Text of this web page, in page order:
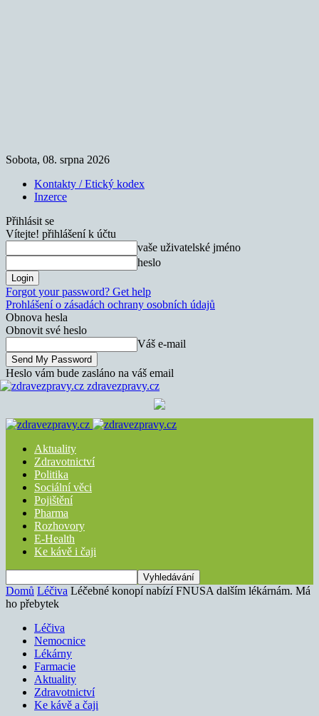
Sobota, 08. srpna 2026
Kontakty / Etický kodex
Inzerce
Přihlásit se
Vítejte! přihlášení k účtu
vaše uživatelské jméno
heslo
Forgot your password? Get help
Prohlášení o zásadách ochrany osobních údajů
Obnova hesla
Obnovit své heslo
Váš e-mail
Heslo vám bude zasláno na váš email
zdravezpravy.cz
Aktuality
Zdravotnictví
Politika
Sociální věci
Pojištění
Pharma
Rozhovory
E-Health
Ke kávě i čaji
Domů Léčiva Léčebné konopí nabízí FNUSA dalším lékárnám. Má
ho přebytek
Léčiva
Nemocnice
Lékárny
Farmacie
Aktuality
Zdravotnictví
Ke kávě a čaji